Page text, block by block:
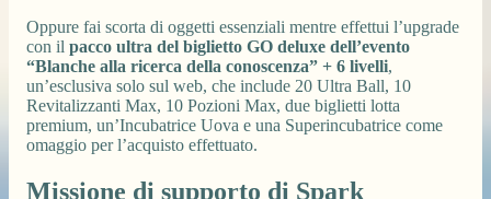
Oppure fai scorta di oggetti essenziali mentre effettui l’upgrade
con il pacco ultra del biglietto GO deluxe dell’evento
“Blanche alla ricerca della conoscenza” + 6 livelli,
un’esclusiva solo sul web, che include 20 Ultra Ball, 10
Revitalizzanti Max, 10 Pozioni Max, due biglietti lotta
premium, un’Incubatrice Uova e una Superincubatrice come
omaggio per l’acquisto effettuato.
Missione di supporto di Spark